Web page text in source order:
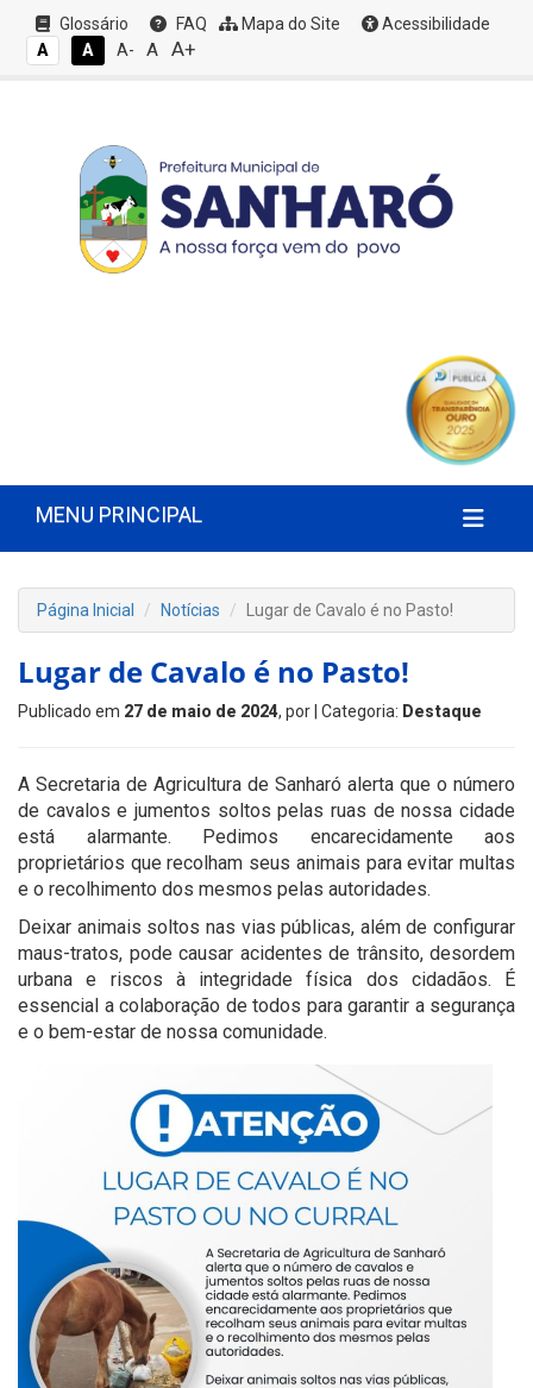
Glossário FAQ Mapa do Site
Acessibilidade
A
A A- A A+
MENU PRINCIPAL
Página Inicial Notícias Lugar de Cavalo é no Pasto!
Lugar de Cavalo é no Pasto!
Publicado em 27 de maio de 2024, por | Categoria: Destaque
A Secretaria de Agricultura de Sanharó alerta que o número
de cavalos e jumentos soltos pelas ruas de nossa cidade
está alarmante. Pedimos encarecidamente aos
proprietários que recolham seus animais para evitar multas
e o recolhimento dos mesmos pelas autoridades.
Deixar animais soltos nas vias públicas, além de configurar
maus-tratos, pode causar acidentes de trânsito, desordem
urbana e riscos à integridade física dos cidadãos. É
essencial a colaboração de todos para garantir a segurança
e o bem-estar de nossa comunidade.